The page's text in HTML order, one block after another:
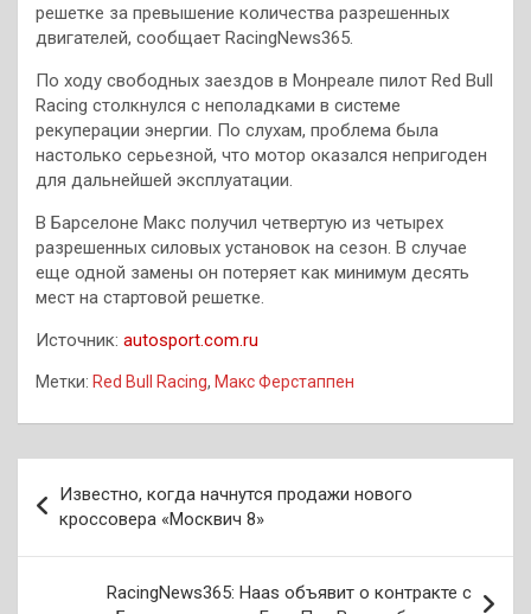
решетке за превышение количества разрешенных
двигателей, сообщает RacingNews365.
По ходу свободных заездов в Монреале пилот Red Bull
Racing столкнулся с неполадками в системе
рекуперации энергии. По слухам, проблема была
настолько серьезной, что мотор оказался непригоден
для дальнейшей эксплуатации.
В Барселоне Макс получил четвертую из четырех
разрешенных силовых установок на сезон. В случае
еще одной замены он потеряет как минимум десять
мест на стартовой решетке.
Источник: autosport.com.ru
Метки: Red Bull Racing, Макс Ферстаппен
по
записям
Известно, когда начнутся продажи нового
кроссовера «Москвич 8»
RacingNews365: Haas объявит о контракте с